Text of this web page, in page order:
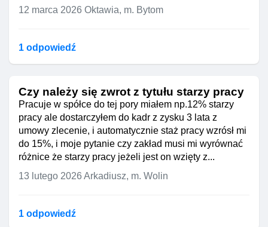
12 marca 2026 Oktawia, m. Bytom
1 odpowiedź
Czy należy się zwrot z tytułu starzy pracy
Pracuje w spółce do tej pory miałem np.12% starzy
pracy ale dostarczyłem do kadr z zysku 3 lata z
umowy zlecenie, i automatycznie staż pracy wzrósł mi
do 15%, i moje pytanie czy zakład musi mi wyrównać
różnice że starzy pracy jeżeli jest on wzięty z...
13 lutego 2026 Arkadiusz, m. Wolin
1 odpowiedź